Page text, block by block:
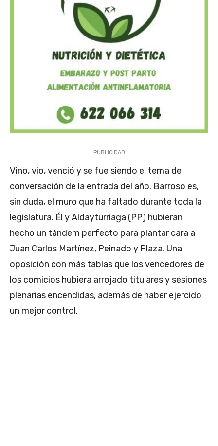
PUBLICIDAD
Vino, vio, venció y se fue siendo el tema de
conversación de la entrada del año. Barroso es,
sin duda, el muro que ha faltado durante toda la
legislatura. Él y Aldayturriaga (PP) hubieran
hecho un tándem perfecto para plantar cara a
Juan Carlos Martínez, Peinado y Plaza. Una
oposición con más tablas que los vencedores de
los comicios hubiera arrojado titulares y sesiones
plenarias encendidas, además de haber ejercido
un mejor control.